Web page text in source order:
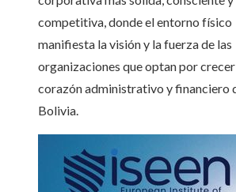
competitiva, donde el entorno físico
manifiesta la visión y la fuerza de las
organizaciones que optan por crecer
corazón administrativo y financiero
Bolivia.